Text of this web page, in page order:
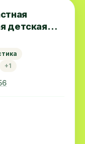
детская
+1